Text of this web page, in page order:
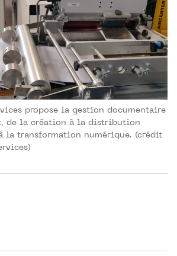
propose la gestion documentaire
de la création à la distribution
la transformation numérique. (crédit